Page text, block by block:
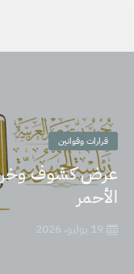
قرارات وقوانين
الأحمر
19 يوليو، 2026